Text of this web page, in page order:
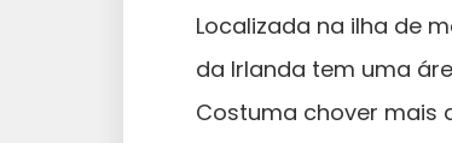
Localizada na ilha de
da Irlanda tem uma
Costuma chover mais